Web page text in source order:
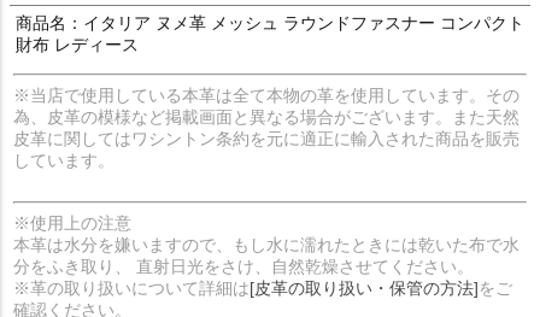
商品名：イタリア ヌメ革 メッシュ ラウンドファスナー コンパクト
財布 レディース
※当店で使用している本革は全て本物の革を使用しています。その
為、皮革の模様など掲載画面と異なる場合がございます。また天然
皮革に関してはワシントン条約を元に適正に輸入された商品を販売
しています。
※使用上の注意
本革は水分を嫌いますので、もし水に濡れたときには乾いた布で水
分をふき取り、 直射日光をさけ、自然乾燥させてください。
※革の取り扱いについて詳細は[皮革の取り扱い・保管の方法]をご
確認ください。